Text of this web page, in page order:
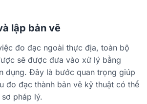
lập bản vẽ
đo đạc ngoài thực địa, toàn bộ
sẽ được đưa vào xử lý bằng
dụng. Đây là bước quan trọng giúp
đo đạc thành bản vẽ kỹ thuật có thể
pháp lý.